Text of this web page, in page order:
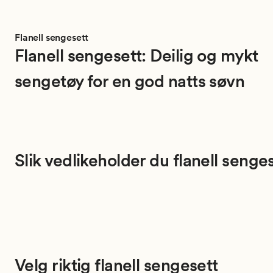
Flanell sengesett
Flanell sengesett: Deilig og mykt
sengetøy for en god natts søvn
Slik vedlikeholder du flanell
Velg riktig flanell sengesett